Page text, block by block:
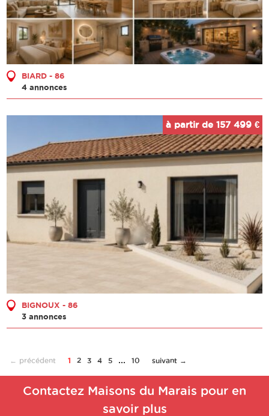
BIARD - 86
4 annonces
BIGNOUX - 86
3 annonces
à partir de 157 499 €
← précédent 1 2 3 4 5 ... 10 suivant →
Contactez Maisons du Marais pour en
savoir plus